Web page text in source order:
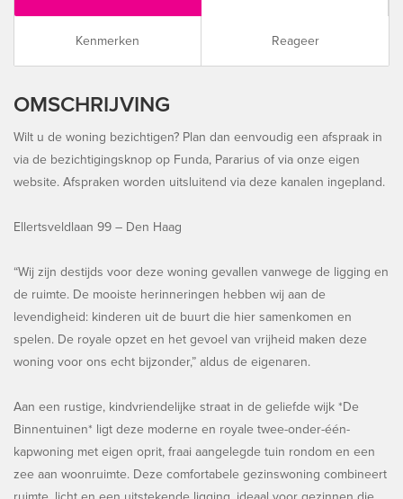
Kenmerken Reageer
OMSCHRIJVING
Wilt u de woning bezichtigen? Plan dan eenvoudig een afspraak in
via de bezichtigingsknop op Funda, Pararius of via onze eigen
website. Afspraken worden uitsluitend via deze kanalen ingepland.
Ellertsveldlaan 99 – Den Haag
“Wij zijn destijds voor deze woning gevallen vanwege de ligging en
de ruimte. De mooiste herinneringen hebben wij aan de
levendigheid: kinderen uit de buurt die hier samenkomen en
spelen. De royale opzet en het gevoel van vrijheid maken deze
woning voor ons echt bijzonder,” aldus de eigenaren.
Aan een rustige, kindvriendelijke straat in de geliefde wijk *De
Binnentuinen* ligt deze moderne en royale twee-onder-één-
kapwoning met eigen oprit, fraai aangelegde tuin rondom en een
zee aan woonruimte. Deze comfortabele gezinswoning combineert